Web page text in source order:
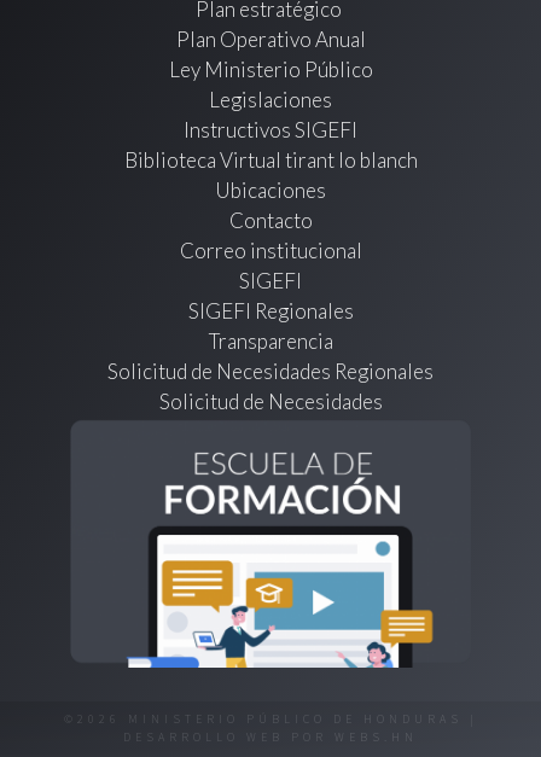
Plan estratégico
Plan Operativo Anual
Ley Ministerio Público
Legislaciones
Instructivos SIGEFI
Biblioteca Virtual tirant lo blanch
Ubicaciones
Contacto
Correo institucional
SIGEFI
SIGEFI Regionales
Transparencia
Solicitud de Necesidades Regionales
Solicitud de Necesidades
©2026 MINISTERIO PÚBLICO DE HONDURAS |
DESARROLLO WEB POR
WEBS.HN